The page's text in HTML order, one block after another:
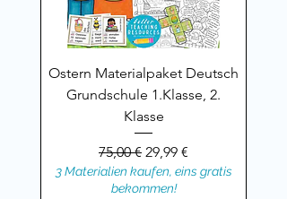
Ostern Materialpaket Deutsch
Grundschule 1.Klasse, 2.
Klasse
Standardpreis
75,00 € Sale-Preis
29,99 €
3 Materialien kaufen, eins gratis
bekommen!